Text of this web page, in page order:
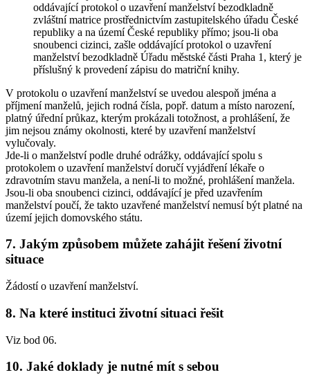
oddávající protokol o uzavření manželství bezodkladně
zvláštní matrice prostřednictvím zastupitelského úřadu České
republiky a na území České republiky přímo; jsou-li oba
snoubenci cizinci, zašle oddávající protokol o uzavření
manželství bezodkladně Úřadu městské části Praha 1, který je
příslušný k provedení zápisu do matriční knihy.
V protokolu o uzavření manželství se uvedou alespoň jména a
příjmení manželů, jejich rodná čísla, popř. datum a místo narození,
platný úřední průkaz, kterým prokázali totožnost, a prohlášení, že
jim nejsou známy okolnosti, které by uzavření manželství
vylučovaly.
Jde-li o manželství podle druhé odrážky, oddávající spolu s
protokolem o uzavření manželství doručí vyjádření lékaře o
zdravotním stavu manžela, a není-li to možné, prohlášení manžela.
Jsou-li oba snoubenci cizinci, oddávající je před uzavřením
manželství poučí, že takto uzavřené manželství nemusí být platné na
území jejich domovského státu.
7. Jakým způsobem můžete zahájit řešení životní
situace
Žádostí o uzavření manželství.
8. Na které instituci životní situaci řešit
Viz bod 06.
10. Jaké doklady je nutné mít s sebou